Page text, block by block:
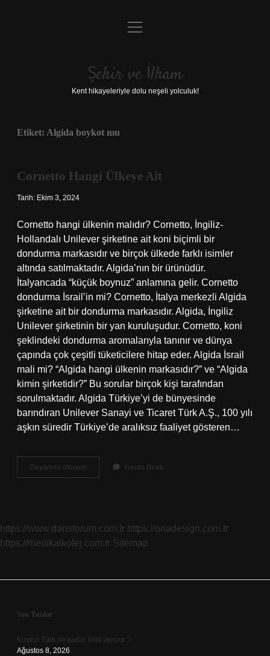
Anasayfa
Yasal Uyarı
menüyü
Şehir ve İlham
Kent hikayeleriyle dolu neşeli yolculuk!
Etiket: Algida boykot mu
Cornetto Hangi Ülkeye Ait
Tarih: Ekim 3, 2024
Cornetto hangi ülkenin malıdır? Cornetto, İngiliz-
Hollandalı Unilever şirketine ait koni biçimli bir
dondurma markasıdır ve birçok ülkede farklı isimler
altında satılmaktadır. Algida’nın bir ürünüdür.
İtalyancada “küçük boynuz” anlamına gelir. Cornetto
dondurma İsrail’in mi? Cornetto, İtalya merkezli Algida
şirketine ait bir dondurma markasıdır. Algida, İngiliz
Unilever şirketinin bir yan kuruluşudur. Cornetto, koni
şeklindeki dondurma aromalarıyla tanınır ve dünya
çapında çok çeşitli tüketicilere hitap eder. Algida İsrail
mali mi? “Algida hangi ülkenin markasıdır?” ve “Algida
kimin şirketidir?” Bu sorular birçok kişi tarafından
sorulmaktadır. Algida Türkiye’yi de bünyesinde
barındıran Unilever Sanayi ve Ticaret Türk A.Ş., 100 yılı
aşkın süredir Türkiye’de aralıksız faaliyet gösteren…
Devamını okuyun Cornetto
Hangi
Yorum Bırak
https://www.dansforum.com.tr https://onadesign.com.tr
https://medikalkolej.com.tr Sitemap
Sidebar
Son Yazılar
Kuveyt Türk ne kadar limit veriyor ?
Ağustos 8, 2026